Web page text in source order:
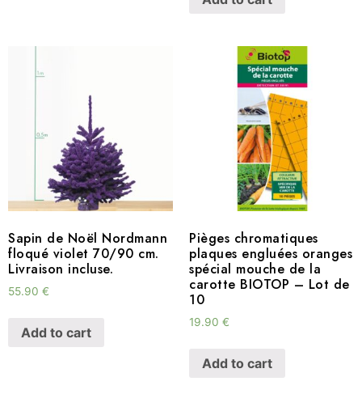
Sapin de Noël Nordmann
floqué violet 70/90 cm.
Livraison incluse.
55.90 €
Add to cart
Pièges chromatiques
plaques engluées oranges
spécial mouche de la
carotte BIOTOP – Lot de
10
19.90 €
Add to cart